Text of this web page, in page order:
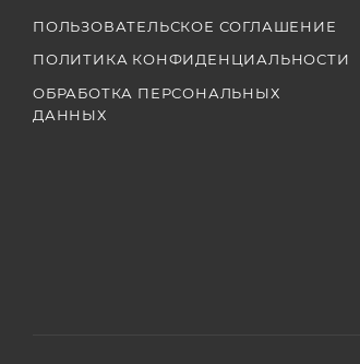
ПОЛЬЗОВАТЕЛЬСКОЕ СОГЛАШЕНИЕ
ПОЛИТИКА КОНФИДЕНЦИАЛЬНОСТИ
ОБРАБОТКА ПЕРСОНАЛЬНЫХ
ДАННЫХ